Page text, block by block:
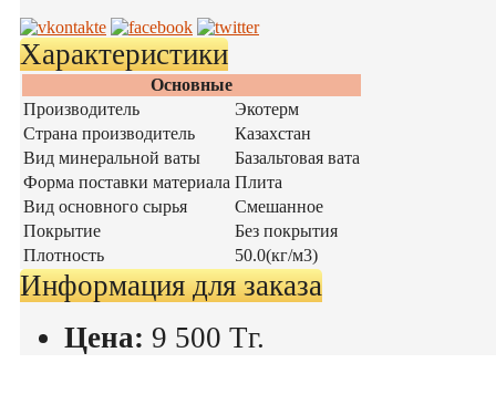
Характеристики
Основные
Производитель
Экотерм
Страна производитель
Казахстан
Вид минеральной ваты
Базальтовая вата
Форма поставки материала Плита
Вид основного сырья
Смешанное
Покрытие
Без покрытия
Плотность
50.0(кг/м3)
Информация для заказа
Цена: 9 500 Тг.